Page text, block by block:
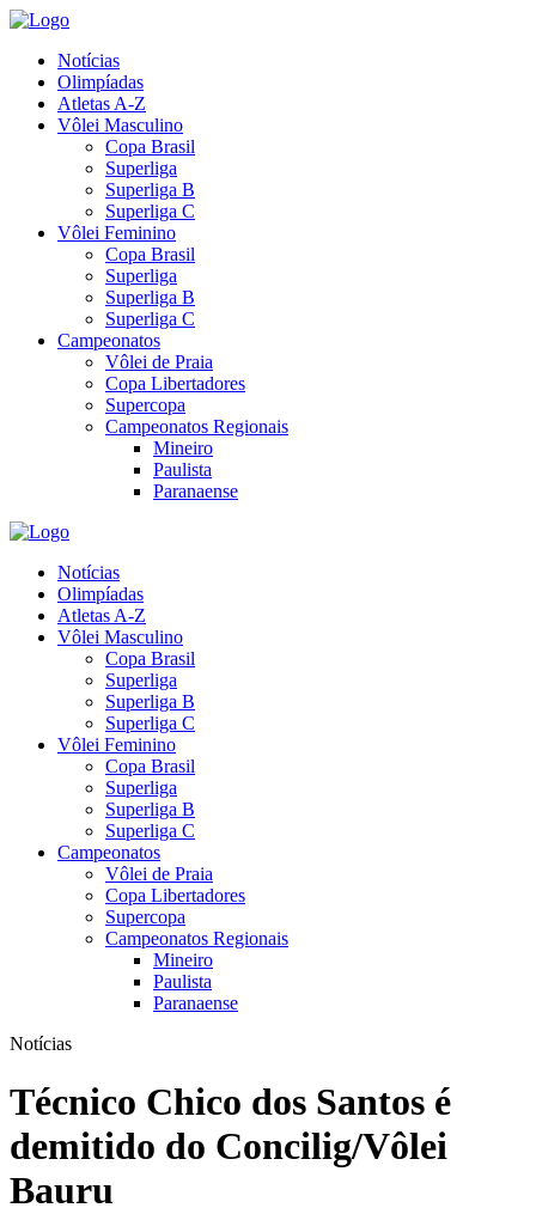
Notícias
Olimpíadas
Atletas A-Z
Vôlei Masculino
Copa Brasil
Superliga
Superliga B
Superliga C
Vôlei Feminino
Copa Brasil
Superliga
Superliga B
Superliga C
Campeonatos
Vôlei de Praia
Copa Libertadores
Supercopa
Campeonatos Regionais
Mineiro
Paulista
Paranaense
Notícias
Olimpíadas
Atletas A-Z
Vôlei Masculino
Copa Brasil
Superliga
Superliga B
Superliga C
Vôlei Feminino
Copa Brasil
Superliga
Superliga B
Superliga C
Campeonatos
Vôlei de Praia
Copa Libertadores
Supercopa
Campeonatos Regionais
Mineiro
Paulista
Paranaense
Notícias
Técnico Chico dos Santos é
demitido do Concilig/Vôlei
Bauru